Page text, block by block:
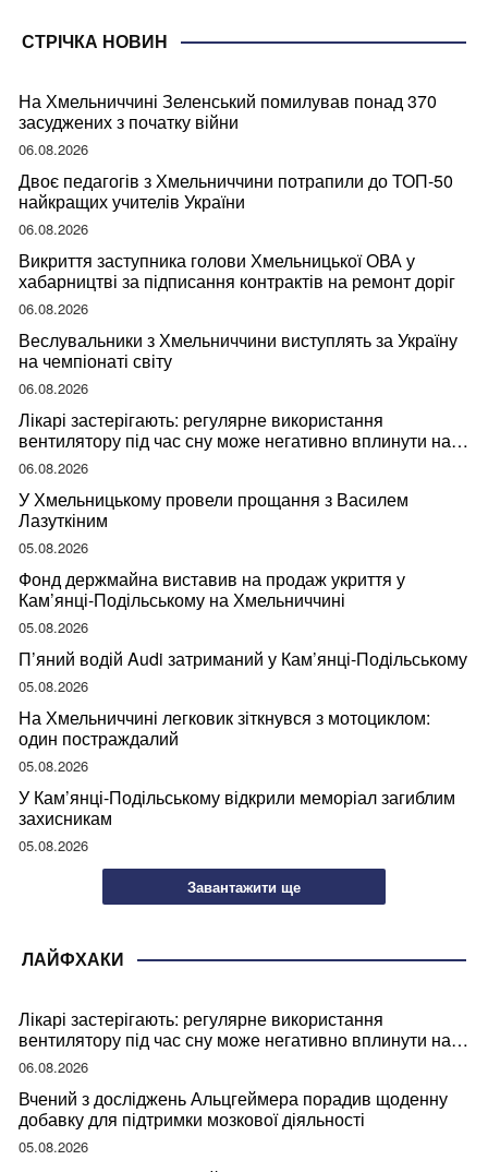
СТРІЧКА НОВИН
На Хмельниччині Зеленський помилував понад 370
засуджених з початку війни
06.08.2026
Двоє педагогів з Хмельниччини потрапили до ТОП-50
найкращих учителів України
06.08.2026
Викриття заступника голови Хмельницької ОВА у
хабарництві за підписання контрактів на ремонт доріг
06.08.2026
Веслувальники з Хмельниччини виступлять за Україну
на чемпіонаті світу
06.08.2026
Лікарі застерігають: регулярне використання
вентилятору під час сну може негативно вплинути на
ваше здоров’я
06.08.2026
У Хмельницькому провели прощання з Василем
Лазуткіним
05.08.2026
Фонд держмайна виставив на продаж укриття у
Кам’янці-Подільському на Хмельниччині
05.08.2026
П’яний водій Audi затриманий у Кам’янці-Подільському
05.08.2026
На Хмельниччині легковик зіткнувся з мотоциклом:
один постраждалий
05.08.2026
У Кам’янці-Подільському відкрили меморіал загиблим
захисникам
05.08.2026
Завантажити ще
ЛАЙФХАКИ
Лікарі застерігають: регулярне використання
вентилятору під час сну може негативно вплинути на
ваше здоров’я
06.08.2026
Вчений з досліджень Альцгеймера порадив щоденну
добавку для підтримки мозкової діяльності
05.08.2026